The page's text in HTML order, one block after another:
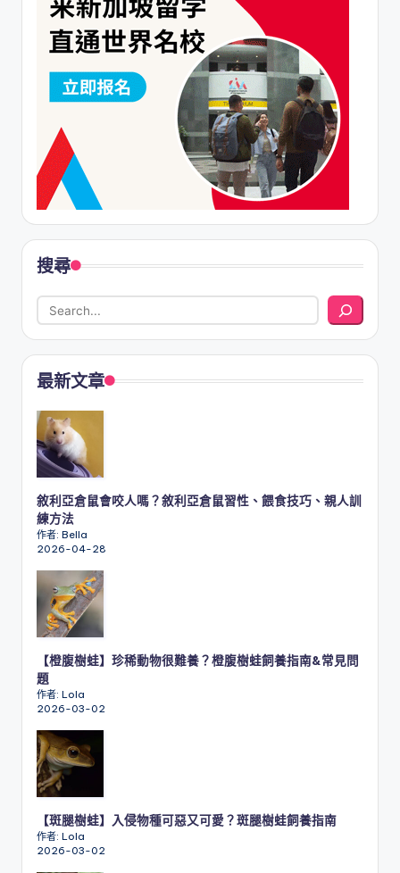
搜尋
最新文章
敘利亞倉鼠會咬人嗎？敘利亞倉鼠習性、餵食技巧、親人訓
練方法
作者: Bella
2026-04-28
【橙腹樹蛙】珍稀動物很難養？橙腹樹蛙飼養指南&常見問
題
作者: Lola
2026-03-02
【斑腿樹蛙】入侵物種可惡又可愛？斑腿樹蛙飼養指南
作者: Lola
2026-03-02